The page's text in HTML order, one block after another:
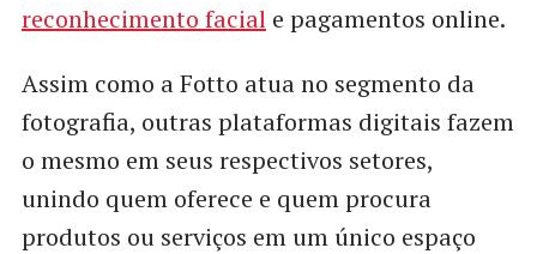
reconhecimento faciale pagamentos online.
Assim como a Fotto atua no segmento da
fotografia, outras plataformas digitais fazem
o mesmo em seus respectivos setores,
unindo quem oferece e quem procura
produtos ou serviços em um único espaço